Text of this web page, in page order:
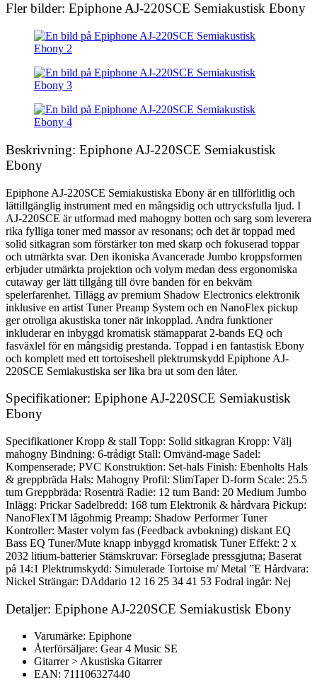
Fler bilder: Epiphone AJ-220SCE Semiakustisk Ebony
Beskrivning: Epiphone AJ-220SCE Semiakustisk
Ebony
Epiphone AJ-220SCE Semiakustiska Ebony är en tillförlitlig och
lättillgänglig instrument med en mångsidig och uttrycksfulla ljud. I
AJ-220SCE är utformad med mahogny botten och sarg som leverera
rika fylliga toner med massor av resonans; och det är toppad med
solid sitkagran som förstärker ton med skarp och fokuserad toppar
och utmärkta svar. Den ikoniska Avancerade Jumbo kroppsformen
erbjuder utmärkta projektion och volym medan dess ergonomiska
cutaway ger lätt tillgång till övre banden för en bekväm
spelerfarenhet. Tillägg av premium Shadow Electronics elektronik
inklusive en artist Tuner Preamp System och en NanoFlex pickup
ger otroliga akustiska toner när inkopplad. Andra funktioner
inkluderar en inbyggd kromatisk stämapparat 2-bands EQ och
fasväxlel för en mångsidig prestanda. Toppad i en fantastisk Ebony
och komplett med ett tortoiseshell plektrumskydd Epiphone AJ-
220SCE Semiakustiska ser lika bra ut som den låter.
Specifikationer: Epiphone AJ-220SCE Semiakustisk
Ebony
Specifikationer Kropp & stall Topp: Solid sitkagran Kropp: Välj
mahogny Bindning: 6-trådigt Stall: Omvänd-mage Sadel:
Kompenserade; PVC Konstruktion: Set-hals Finish: Ebenholts Hals
& greppbräda Hals: Mahogny Profil: SlimTaper D-form Scale: 25.5
tum Greppbräda: Rosenträ Radie: 12 tum Band: 20 Medium Jumbo
Inlägg: Prickar Sadelbredd: 168 tum Elektronik & hårdvara Pickup:
NanoFlexTM lågohmig Preamp: Shadow Performer Tuner
Kontroller: Master volym fas (Feedback avbokning) diskant EQ
Bass EQ Tuner/Mute knapp inbyggd kromatisk Tuner Effekt: 2 x
2032 litium-batterier Stämskruvar: Förseglade pressgjutna; Baserat
på 14:1 Plektrumskydd: Simulerade Tortoise m/ Metal ”E Hårdvara:
Nickel Strängar: DAddario 12 16 25 34 41 53 Fodral ingår: Nej
Detaljer: Epiphone AJ-220SCE Semiakustisk Ebony
Varumärke: Epiphone
Återförsäljare: Gear 4 Music SE
Gitarrer > Akustiska Gitarrer
EAN: 711106327440